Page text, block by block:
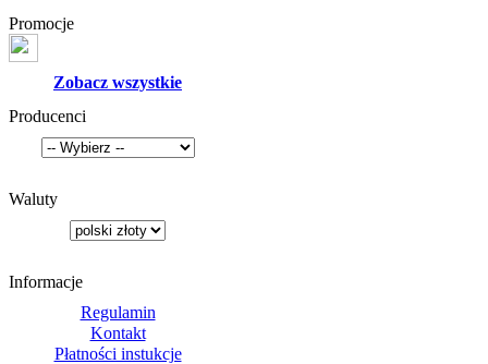
Promocje
Zobacz wszystkie
Producenci
Waluty
Informacje
Regulamin
Kontakt
Płatności instukcje